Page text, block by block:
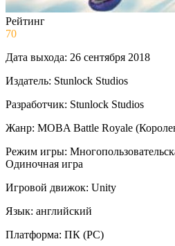
Рейтинг
70
Дата выхода: 26 сентября 2018
Издатель: Stunlock Studios
Разработчик: Stunlock Studios
Жанр: MOBA Battle Royale
Режим игры:
Одиночная игра
Игровой движок: Unity
Язык: английский
Платформа: ПК (PC)